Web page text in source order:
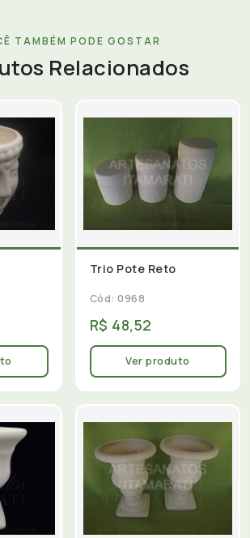
TAMBÉM PODE GOSTAR
Relacionados
Trio Pote Reto
Cód: 0968
R$ 48,52
Ver produto